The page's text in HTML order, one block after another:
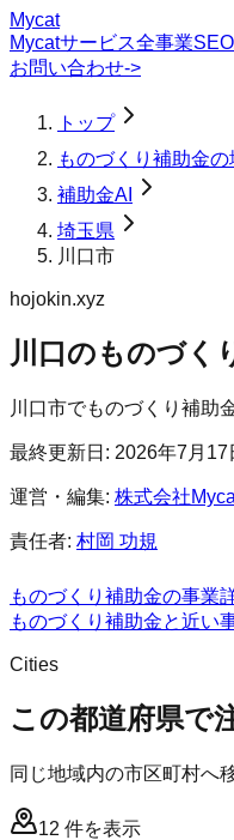
Mycat
Mycatサービス全事業
お問い合わせ->
トップ
ものづくり補助金
補助金AI
埼玉県
川口市
hojokin.xyz
川口のものづく
川口市でものづくり補助
最終更新日: 2026年7月17
運営・編集: 株式会社
責任者: 村岡 功規
ものづくり補助金の事業
ものづくり補助金と近い
Cities
この都道府県で
同じ地域内の市区町村へ
12 件を表示